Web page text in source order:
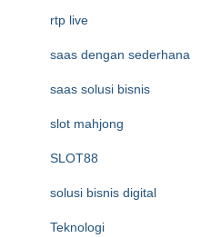
rtp live
saas dengan sederhana
saas solusi bisnis
slot mahjong
SLOT88
solusi bisnis digital
Teknologi